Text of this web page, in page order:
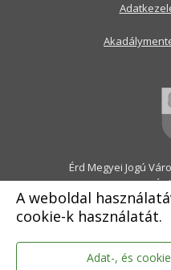
A weboldal
cookie-k használatát.
Adat-, és
Érd Megyei Jogú
2030
Levélcím:
E-mail: